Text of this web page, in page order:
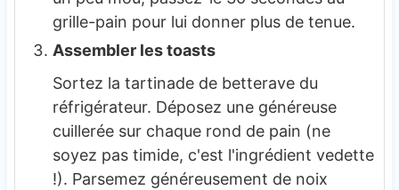
grille-pain pour lui donner plus de tenue.
Assembler les toasts
Sortez la tartinade de betterave du
réfrigérateur. Déposez une généreuse
cuillerée sur chaque rond de pain (ne
soyez pas timide, c'est l'ingrédient vedette
!). Parsemez généreusement de noix